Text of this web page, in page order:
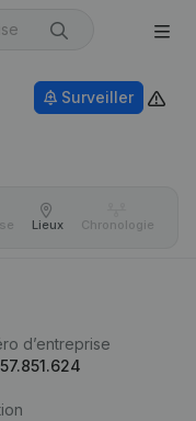
Surveiller
Lieux Chronologie
d’entreprise